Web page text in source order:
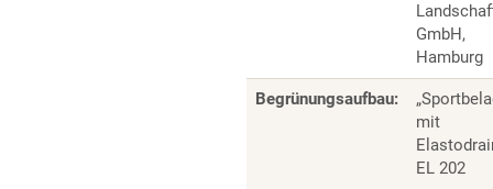
GmbH,
Hamburg
Begrünungsaufbau:
mit
EL 202